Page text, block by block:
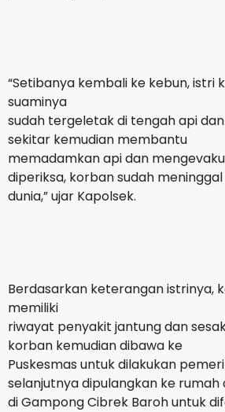
“Setibanya kembali ke kebun, istri
suaminya
sudah tergeletak di tengah api
sekitar kemudian membantu
memadamkan api dan
diperiksa, korban sudah meninggal
dunia,” ujar Kapolsek.
Berdasarkan keterangan istrinya,
memiliki
riwayat penyakit jantung dan
korban kemudian dibawa ke
Puskesmas untuk dilakukan
selanjutnya dipulangkan ke rumah
di Gampong Cibrek Baroh untuk